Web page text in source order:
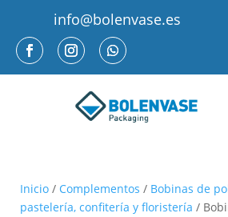
info@bolenvase.es
Inicio / Complementos / Bobinas de
pastelería, confitería y floristería /